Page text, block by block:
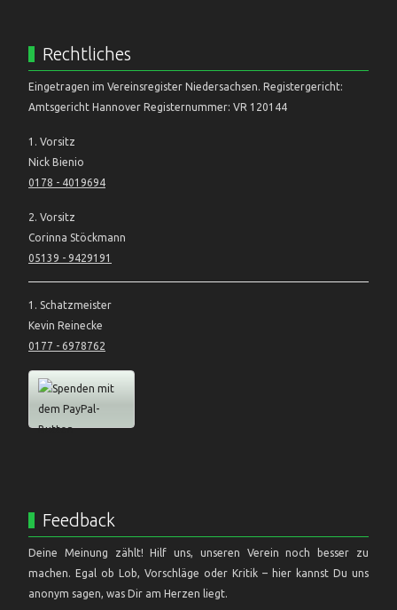
Rechtliches
Eingetragen im Vereinsregister Niedersachsen. Registergericht:
Amtsgericht Hannover Registernummer: VR 120144
1. Vorsitz
Nick Bienio
0178 - 4019694
2. Vorsitz
Corinna Stöckmann
05139 - 9429191
1. Schatzmeister
Kevin Reinecke
0177 - 6978762
Feedback
Deine Meinung zählt! Hilf uns, unseren Verein noch besser zu
machen. Egal ob Lob, Vorschläge oder Kritik – hier kannst Du uns
anonym sagen, was Dir am Herzen liegt.